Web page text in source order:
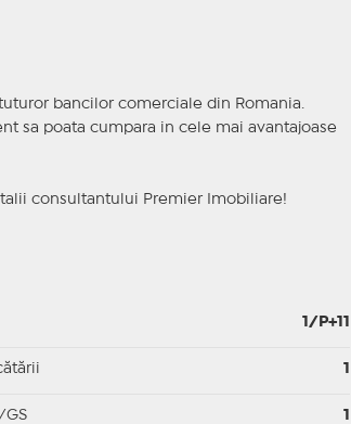
bancilor comerciale din Romania.
sa poata cumpara in cele mai avantajoase
consultantului Premier Imobiliare!
1/P+11
GS